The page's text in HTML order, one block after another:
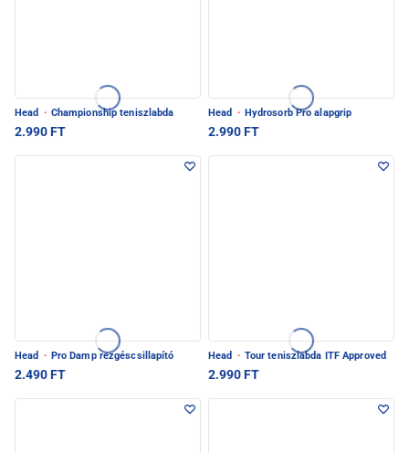
Head · Championship teniszlabda
2.990 FT
Head · Hydrosorb Pro alapgrip
2.990 FT
Head · Pro Damp rezgéscsillapító
2.490 FT
Head · Tour teniszlabda ITF Approved
2.990 FT